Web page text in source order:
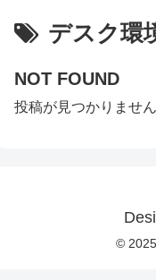
デスク環
NOT FOUND
投稿が見つかりません
©